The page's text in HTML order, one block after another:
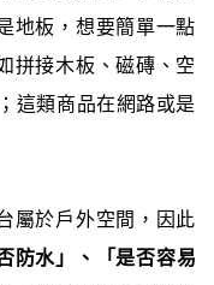
地板，想要簡單一點
拼接木板、磁磚、空
這類商品在網路或是
屬於戶外空間，因此
防水」、「是否容易